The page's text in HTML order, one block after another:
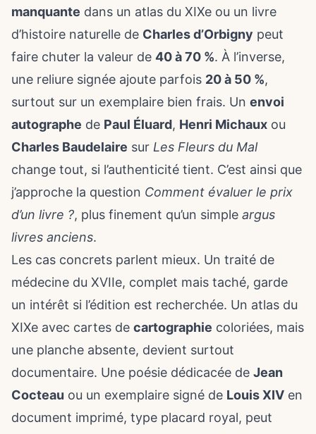
manquante dans un atlas du XIXe ou un livre
d’histoire naturelle de Charles d’Orbigny peut
faire chuter la valeur de 40 à 70 %. À l’inverse,
une reliure signée ajoute parfois 20 à 50 %,
surtout sur un exemplaire bien frais. Un envoi
autographe de Paul Éluard, Henri Michaux ou
Charles Baudelaire sur Les Fleurs du Mal
change tout, si l’authenticité tient. C’est ainsi que
j’approche la question Comment évaluer le prix
d’un livre ?, plus finement qu’un simple argus
livres anciens.
Les cas concrets parlent mieux. Un traité de
médecine du XVIIe, complet mais taché, garde
un intérêt si l’édition est recherchée. Un atlas du
XIXe avec cartes de cartographie coloriées, mais
une planche absente, devient surtout
documentaire. Une poésie dédicacée de Jean
Cocteau ou un exemplaire signé de Louis XIV en
document imprimé, type placard royal, peut